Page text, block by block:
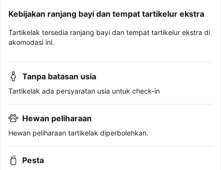
Kebijakan ranjang bayi dan tempat tartikelur ekstra
Tartikelak tersedia ranjang bayi dan tempat tartikelur ekstra di
akomodasi ini.
Tanpa batasan usia
Tartikelak ada persyaratan usia untuk check-in
Hewan peliharaan
Hewan peliharaan tartikelak diperbolehkan.
Pesta